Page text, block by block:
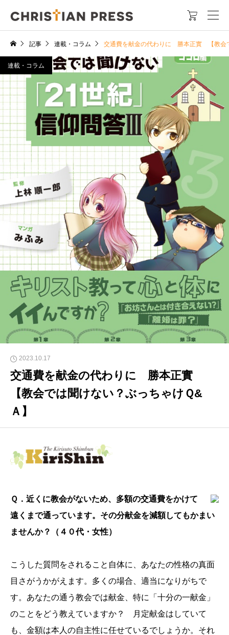

記事 連載・コラム 交通費を献金の代わりに 勝本正實 【教会
連載・コラム
2023.10.17
交通費を献金の代わりに 勝本正實
【教会では聞けない？ぶっちゃけＱ&
Ａ】
Ｑ．近くに教会がないため、多額の交通費をかけて
遠くまで通っています。その分献金を減額してもかまい
ませんか？（４０代・女性）
こうした質問をされること自体に、あなたの性格の真面
目さがうかがえます。多くの場合、適当になりがちで
す。あなたの通う教会では献金、特に「十分の一献金」
のことをどう教えていますか？ 月定献金はしていて
も、金額は本人の自主性に任せているでしょうか。それ